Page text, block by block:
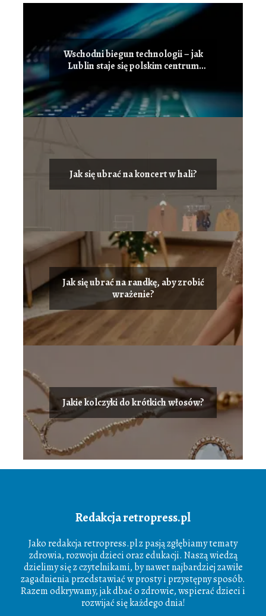
Wschodni biegun technologii – jak
Lublin staje się polskim centrum
Jak się ubrać na koncert w hali?
Jak się ubrać na randkę, aby zrobić
wrażenie?
Jakie kolczyki do krótkich włosów?
Redakcja retropress.pl
Jako redakcja retropress.pl z pasją zgłębiamy tematy
zdrowia, rozwoju dzieci oraz edukacji. Naszą wiedzą
dzielimy się z czytelnikami, by nawet najbardziej zawiłe
zagadnienia przedstawiać w prosty i przystępny sposób.
Razem odkrywamy, jak dbać o zdrowie, wspierać dzieci i
rozwijać się każdego dnia!